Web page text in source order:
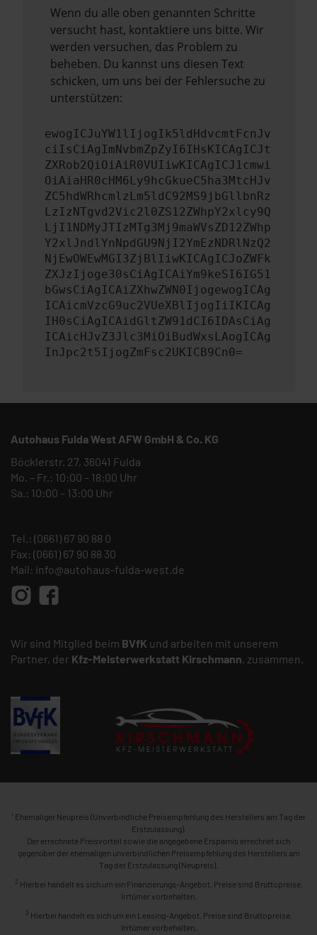
Wenn du alle oben genannten Schritte
versucht hast, kontaktiere uns bitte. Wir
werden versuchen, das Problem zu
beheben. Du kannst uns diesen Text
schicken, um uns bei der Fehlersuche zu
unterstützen:
ewogICJuYW1lIjogIk5ldHdvcmtFcnJv
ciIsCiAgImNvbmZpZyI6IHsKICAgICJt
ZXRob2QiOiAiR0VUIiwKICAgICJ1cmwi
OiAiaHR0cHM6Ly9hcGkueC5ha3MtcHJv
ZC5hdWRhcmlzLm5ldC92MS9jbGllbnRz
LzIzNTgvd2Vic2l0ZS12ZWhpY2xlcy9Q
LjI1NDMyJTIzMTg3Mj9maWVsZD12ZWhp
Y2xlJndlYnNpdGU9NjI2YmEzNDRlNzQ2
NjEwOWEwMGI3ZjBlIiwKICAgICJoZWFk
ZXJzIjoge30sCiAgICAiYm9keSI6IG51
bGwsCiAgICAiZXhwZWN0IjogewogICAg
ICAicmVzcG9uc2VUeXBlIjogIiIKICAg
IH0sCiAgICAidGltZW91dCI6IDAsCiAg
ICAicHJvZ3Jlc3MiOiBudWxsLAogICAg
InJpc2t5IjogZmFsc2UKICB9Cn0=
Autohaus Fulda West AFW GmbH & Co. KG
Böcklerstr. 27, 36041 Fulda
Mo. – Fr.: 10:00 – 18:00 Uhr
Sa.: 10:00 – 13:00 Uhr
Tel.: (0661) 67 90 88 0
Fax: (0661) 67 90 88 30
Mail: info@autohaus-fulda-west.de
Wir sind Mitglied beim BVfK und arbeiten mit unserem
Partner, der Kfz-Meisterwerkstatt Kirschmann, zusammen.
1 Ehemaliger Neupreis (Unverbindliche Preisempfehlung des Herstellers am Tag der
Erstzulassung).
Der errechnete Preisvorteil sowie die angegebene Ersparnis errechnet sich
gegenüber der ehemaligen unverbindlichen Preisempfehlung des Herstellers am
Tag der Erstzulassung (Neupreis).
2 Hierbei handelt es sich um ein Finanzierungs-Angebot. Preise sind Bruttopreise.
Irrtümer vorbehalten.
3 Hierbei handelt es sich um ein Leasing-Angebot. Preise sind Bruttopreise.
Irrtümer vorbehalten.